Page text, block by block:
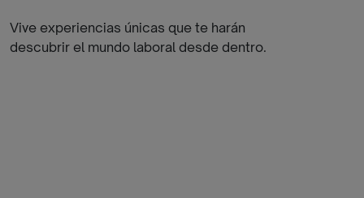
Vive experiencias únicas que te harán
descubrir el mundo laboral desde dentro.